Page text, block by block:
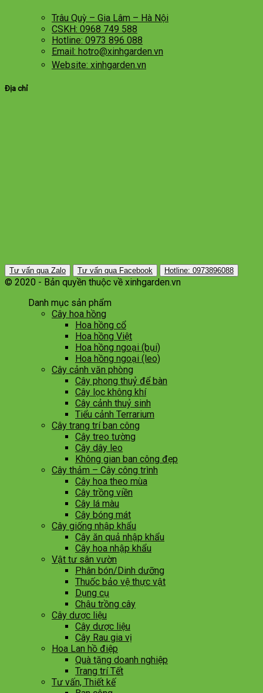
Trâu Quỳ – Gia Lâm – Hà Nội
CSKH: 0968 749 588
Hotline: 0973 896 088
Email: hotro@xinhgarden.vn
Website: xinhgarden.vn
Địa chỉ
Tư vấn qua Zalo Tư vấn qua Facebook Hotline: 0973896088
© 2020 - Bản quyền thuộc về xinhgarden.vn
Danh mục sản phẩm
Cây hoa hồng
Hoa hồng cổ
Hoa hồng Việt
Hoa hồng ngoại (bụi)
Hoa hồng ngoại (leo)
Cây cảnh văn phòng
Cây phong thuỷ để bàn
Cây lọc không khí
Cây cảnh thuỷ sinh
Tiểu cảnh Terrarium
Cây trang trí ban công
Cây treo tường
Cây dây leo
Không gian ban công đẹp
Cây thảm – Cây công trình
Cây hoa theo mùa
Cây trồng viền
Cây lá màu
Cây bóng mát
Cây giống nhập khẩu
Cây ăn quả nhập khẩu
Cây hoa nhập khẩu
Vật tư sân vườn
Phân bón/Dinh dưỡng
Thuốc bảo vệ thực vật
Dụng cụ
Chậu trồng cây
Cây dược liệu
Cây dược liệu
Cây Rau gia vị
Hoa Lan hồ điệp
Quà tặng doanh nghiệp
Trang trí Tết
Tư vấn, Thiết kế